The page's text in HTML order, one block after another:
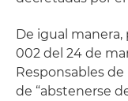
De igual
002 del 24 de
Responsables
de “abstenerse